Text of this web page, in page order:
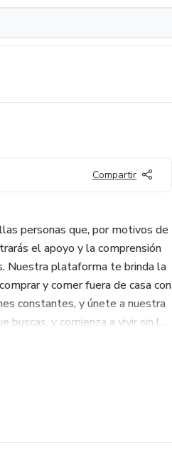
Compartir
personas que, por motivos de
el apoyo y la comprensión
Nuestra plataforma te brinda la
y comer fuera de casa con
constantes, y únete a nuestra
y comienza a vivir sin l...